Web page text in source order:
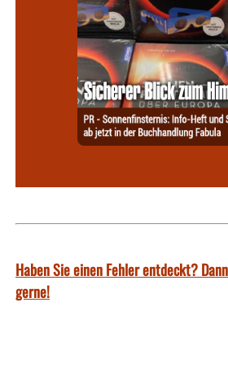
Haben Sie einen Fehler entdeckt?
gerne!